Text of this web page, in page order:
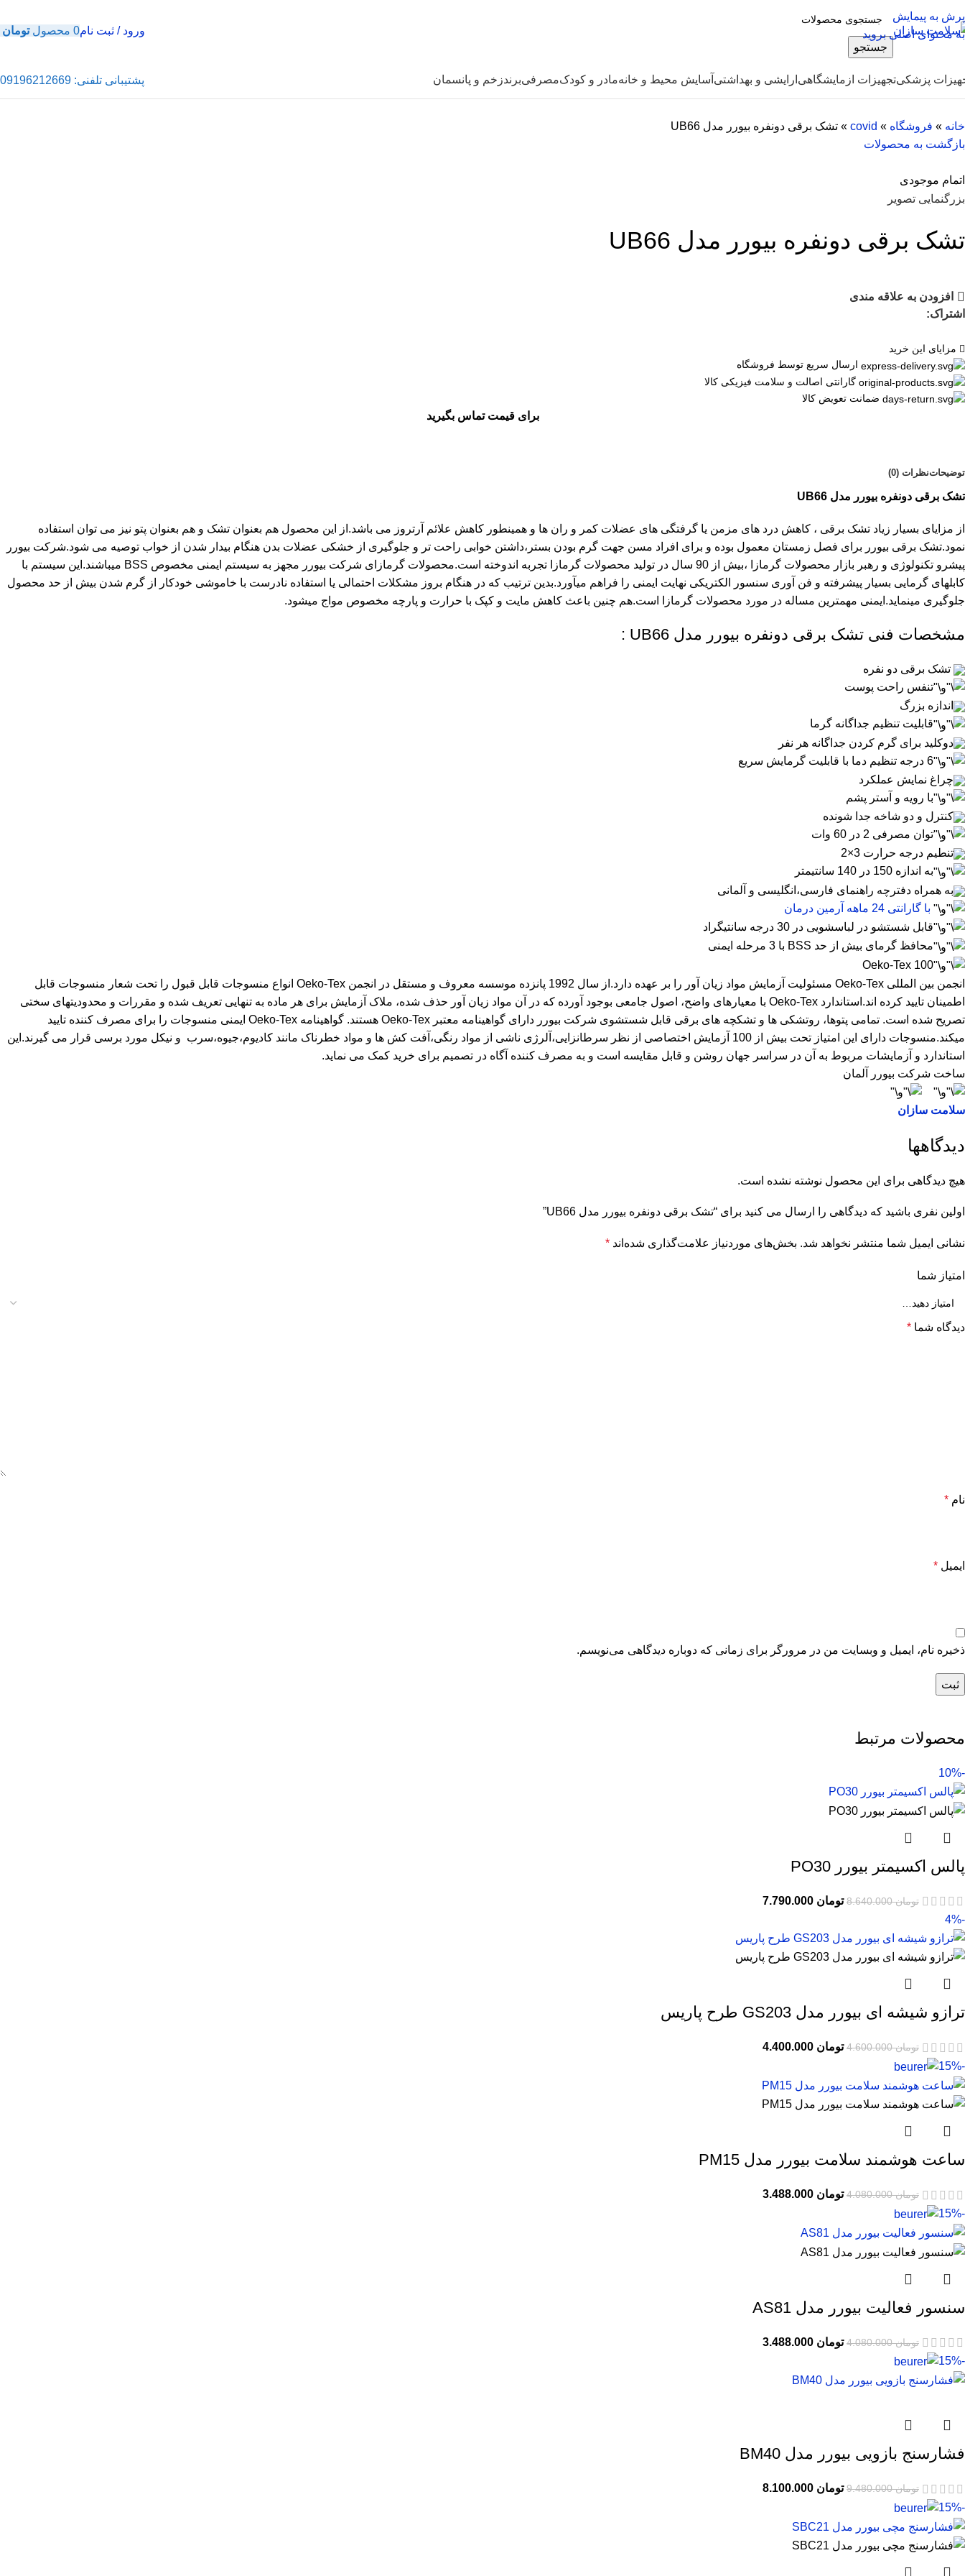
پرش به پیمایش
به محتوای اصلی بروید
جستجو
ورود / ثبت نام0 محصول تومان
پزشکیتجهیزات ازمایشگاهی ارایشی و بهداشتی آسایش محیط و خانهمادر و کودکمصرفیبرندزخم و پانسمان پشتیبانی تلفنی: 09196212669
خانه » فروشگاه »
covid
» تشک برقی دونفره بیورر مدل UB66
بازگشت به محصولات
اتمام موجودی
بزرگنمایی تصویر
تشک برقی دونفره بیورر مدل UB66
افزودن به علاقه مندی
اشتراک:
مزایای این خرید
ارسال سریع توسط فروشگاه
گارانتی اصالت و سلامت فیزیکی کالا
ضمانت تعویض کالا
برای قیمت تماس بگیرید
توضیحاتنظرات (0)
تشک برقی دونفره بیورر مدل UB66
از مزایای بسیار زیاد تشک برقی ، کاهش درد های مزمن یا گرفتگی های عضلات کمر و ران ها و همینطور کاهش علائم آرتروز می باشد.از این محصول هم بعنوان تشک و هم بعنوان پتو نیز می توان استفاده
نمود.تشک برقی بیورر برای فصل زمستان معمول بوده و برای افراد مسن جهت گرم بودن بستر،داشتن خوابی راحت تر و جلوگیری از خشکی عضلات بدن هنگام بیدار شدن از خواب توصیه می شود.شرکت بیورر
پیشرو تکنولوژی و رهبر بازار محصولات گرمازا ،بیش از 90 سال در تولید محصولات گرمازا تجربه اندوخته است.محصولات گرمازای شرکت بیورر مجهز به سیستم ایمنی مخصوص BSS میباشند.این سیستم با
کابلهای گرمایی بسیار پیشرفته و فن آوری سنسور الکتریکی نهایت ایمنی را فراهم میآورد.بدین ترتیب که در هنگام بروز مشکلات احتمالی یا استفاده نادرست با خاموشی خودکار از گرم شدن بیش از حد محصول
جلوگیری مینماید.ایمنی مهمترین مساله در مورد محصولات گرمازا است.هم چنین باعث کاهش مایت و کپک با حرارت و پارچه مخصوص مواج میشود.
مشخصات فنی تشک برقی دونفره بیورر مدل UB66 :
تشک برقی دو نفره
تنفس راحت پوست
اندازه بزرگ
قابلیت تنظیم جداگانه گرما
دوکلید برای گرم کردن جداگانه هر نفر
6 درجه تنظیم دما با قابلیت گرمایش سریع
چراغ نمایش عملکرد
با رویه و آستر پشم
کنترل و دو شاخه جدا شونده
توان مصرفی 2 در 60 وات
تنطیم درجه حرارت 3×2
به اندازه 150 در 140 سانتیمتر
به همراه دفترچه راهنمای فارسی،انگلیسی و آلمانی
با گارانتی 24 ماهه آرمین درمان
قابل شستشو در لباسشویی در 30 درجه سانتیگراد
محافظ گرمای بیش از حد BSS با 3 مرحله ایمنی
Oeko-Tex 100
انجمن بین المللی Oeko-Tex مسئولیت آزمایش مواد زیان آور را بر عهده دارد.از سال 1992 پانزده موسسه معروف و مستقل در انجمن Oeko-Tex انواع منسوجات قابل قبول را تحت شعار منسوجات قابل
اطمینان تایید کرده اند.استاندارد Oeko-Tex با معیارهای واضح، اصول جامعی بوجود آورده که در آن مواد زیان آور حذف شده، ملاک آزمایش برای هر ماده به تنهایی تعریف شده و مقررات و محدودیتهای سختی
تصریح شده است. تمامی پتوها، روتشکی ها و تشکچه های برقی قابل شستشوی شرکت بیورر دارای گواهینامه معتبر Oeko-Tex هستند. گواهینامه Oeko-Tex ایمنی منسوجات را برای مصرف کننده تایید
میکند.منسوجات دارای این امتیاز تحت بیش از 100 آزمایش اختصاصی از نظر سرطانزایی،آلرژی ناشی از مواد رنگی،آفت کش ها و مواد خطرناک مانند کادیوم،جیوه،سرب و نیکل مورد برسی قرار می گیرند.این
استاندارد و آزمایشات مربوط به آن در سراسر جهان روشن و قابل مقایسه است و به مصرف کننده آگاه در تصمیم برای خرید کمک می نماید.
ساخت شرکت بیورر آلمان
سلامت سازان
دیدگاهها
هیچ دیدگاهی برای این محصول نوشته نشده است.
اولین نفری باشید که دیدگاهی را ارسال می کنید برای “تشک برقی دونفره بیورر مدل UB66”
نشانی ایمیل شما منتشر نخواهد شد. بخش‌های موردنیاز علامت‌گذاری شده‌اند *
امتیاز شما
دیدگاه شما *
نام *
ایمیل *
ذخیره نام، ایمیل و وبسایت من در مرورگر برای زمانی که دوباره دیدگاهی می‌نویسم.
محصولات مرتبط
-10%
پالس اکسیمتر بیورر PO30
تومان8.640.000 تومان
-4%
ترازو شیشه ای بیورر مدل GS203 طرح پاریس
تومان4.600.000 تومان
-15%
ساعت هوشمند سلامت بیورر مدل PM15
تومان4.080.000 تومان
-15%
سنسور فعاليت بیورر مدل AS81
تومان4.080.000 تومان
-15%
فشارسنج بازویی بیورر مدل BM40
تومان9.480.000 تومان
-15%